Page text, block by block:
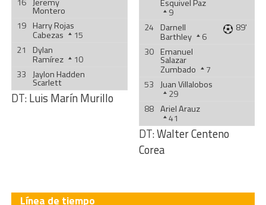
Montero
19 Harry Rojas
Cabezas
15
21 Dylan
Ramírez
10
33 Jaylon Hadden
Scarlett
DT:Luis Marín Murillo
Esquivel Paz
9
24 Darnell
Barthley 6
89'
30 Emanuel
Salazar
Zumbado
7
53 Juan Villalobos
29
88 Ariel Arauz
41
DT:Walter Centeno
Corea
Línea de tiempo